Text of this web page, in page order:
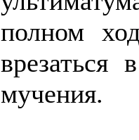
полном
врезаться
мучения.